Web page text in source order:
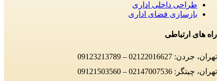
طراحی داخلی اداری
بازسازی فضای اداری
راه های ارتباطی
تهران، جردن: 02122016627 – 09123213789
تهران، چیتگر: 02147007536 – 09121503560